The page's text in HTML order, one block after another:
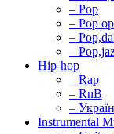
– Pop
– Pop
–
–
Hip-hop
– Rap
– RnB
–
Instrumental